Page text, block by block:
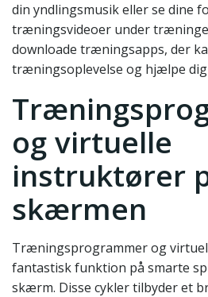
din yndlingsmusik eller se dine
træningsvideoer under
downloade træningsapps, der
træningsoplevelse og hjælpe dig
og virtuelle
instruktører
skærmen
Træningsprogrammer og
fantastisk funktion på smarte
skærm. Disse cykler tilbyder et